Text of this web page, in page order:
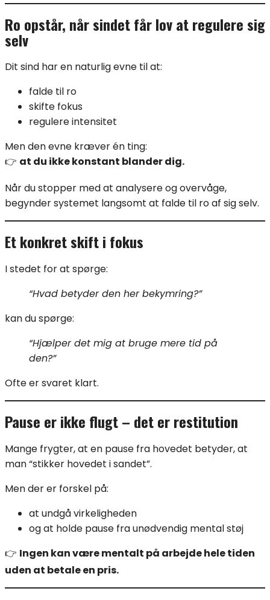
Ro opstår, når sindet får lov at regulere sig
selv
Dit sind har en naturlig evne til at:
falde til ro
skifte fokus
regulere intensitet
Men den evne kræver én ting:
👉 at du ikke konstant blander dig.
Når du stopper med at analysere og overvåge,
begynder systemet langsomt at falde til ro af sig selv.
Et konkret skift i fokus
I stedet for at spørge:
“Hvad betyder den her bekymring?”
kan du spørge:
“Hjælper det mig at bruge mere tid på
den?”
Ofte er svaret klart.
Pause er ikke flugt – det er restitution
Mange frygter, at en pause fra hovedet betyder, at
man “stikker hovedet i sandet”.
Men der er forskel på:
at undgå virkeligheden
og at holde pause fra unødvendig mental støj
👉 Ingen kan være mentalt på arbejde hele tiden
uden at betale en pris.